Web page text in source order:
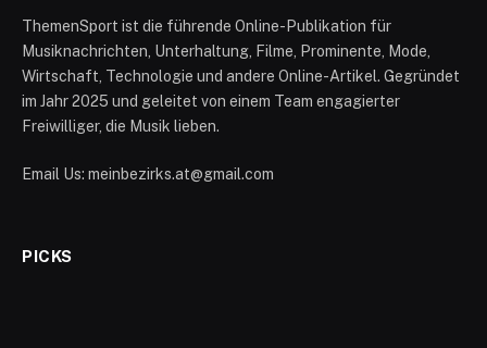
ThemenSport ist die führende Online-Publikation für
Musiknachrichten, Unterhaltung, Filme, Prominente, Mode,
Wirtschaft, Technologie und andere Online-Artikel. Gegründet
im Jahr 2025 und geleitet von einem Team engagierter
Freiwilliger, die Musik lieben.
Email Us: meinbezirks.at@gmail.com
PICKS